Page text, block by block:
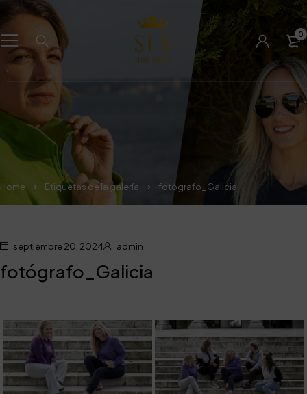
0
Home Etiquetas de la galería fotógrafo_Galicia
septiembre 20, 2024 admin
fotógrafo_Galicia